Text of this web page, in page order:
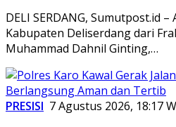
DELI SERDANG, Sumutpost.id –
Kabupaten Deliserdang dari
Muhammad Dahnil Ginting,…
PRESISI 7 Agustus 2026, 18:17